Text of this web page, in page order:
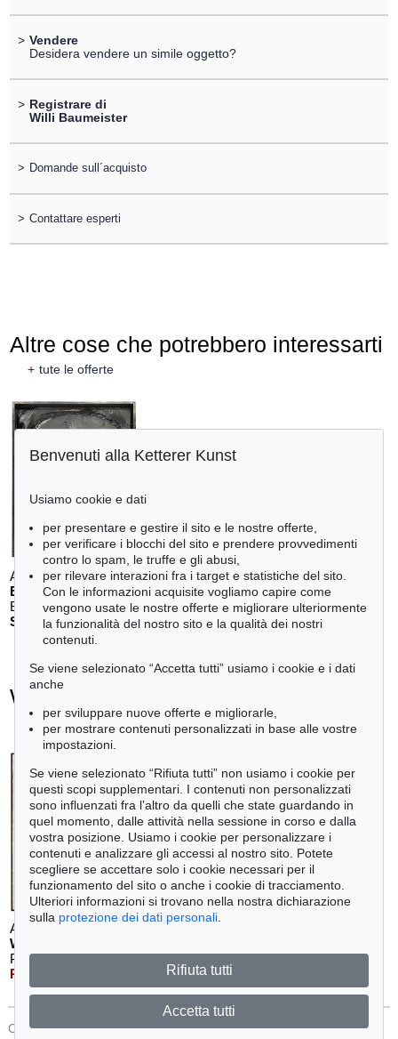
> Vendere
Desidera vendere un simile oggetto?
> Registrare di
Willi Baumeister
> Domande sull´acquisto
> Contattare esperti
Altre cose che potrebbero interessarti
+ tute le offerte
Auction 611 - Lot 125001019
E. SCHUMACHER
Bleibild B-3/1970, 1970
Stima:€ 60,000
Willi Baumeister - Ogetti venduti
tute le offerte
Auction 606 - Lot 33
WILLI BAUMEISTER
Phantom mit roter Figur, 1953
Risultato:
CONTATTI Protezione Dei Dati
Benvenuti alla Ketterer Kunst
Usiamo cookie e dati
per presentare e gestire il sito e le nostre offerte,
per verificare i blocchi del sito e prendere provvedimenti
contro lo spam, le truffe e gli abusi,
per rilevare interazioni fra i target e statistiche del sito.
Con le informazioni acquisite vogliamo capire come
vengono usate le nostre offerte e migliorare ulteriormente
la funzionalità del nostro sito e la qualità dei nostri
contenuti.
Se viene selezionato “Accetta tutti” usiamo i cookie e i dati
anche
per sviluppare nuove offerte e migliorarle,
per mostrare contenuti personalizzati in base alle vostre
impostazioni.
Se viene selezionato “Rifiuta tutti” non usiamo i cookie per
questi scopi supplementari. I contenuti non personalizzati
sono influenzati fra l’altro da quelli che state guardando in
quel momento, dalle attività nella sessione in corso e dalla
vostra posizione. Usiamo i cookie per personalizzare i
contenuti e analizzare gli accessi al nostro sito. Potete
scegliere se accettare solo i cookie necessari per il
funzionamento del sito o anche i cookie di tracciamento.
Ulteriori informazioni si trovano nella nostra dichiarazione
sulla protezione dei dati personali
Rifiuta tutti
Accetta tutti